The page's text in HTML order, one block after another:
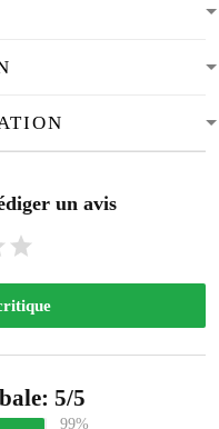
un avis
5/5
99%